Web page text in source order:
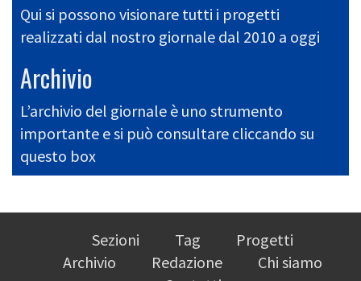
Qui si possono visionare tutti i progetti
realizzati dal nostro giornale dal 2010 a oggi
Archivio
L’archivio del giornale è uno strumento
importante e si può consultare cliccando su
questo box
Sezioni Tag
Progetti
Archivio
Redazione
Chi siamo